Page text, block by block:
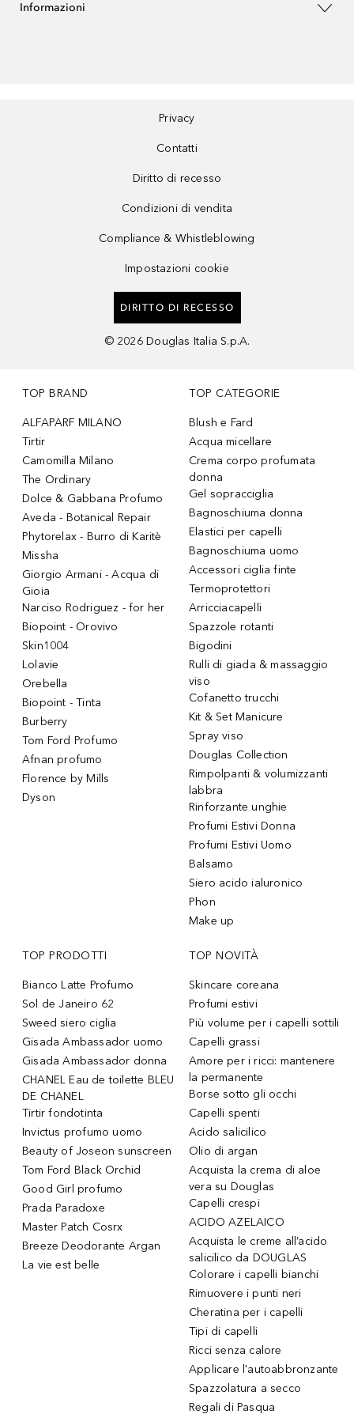
Informazioni
Privacy
Contatti
Diritto di recesso
Condizioni di vendita
Compliance & Whistleblowing
Impostazioni cookie
DIRITTO DI RECESSO
© 2026 Douglas Italia S.p.A.
TOP BRAND
ALFAPARF MILANO
Tirtir
Camomilla Milano
The Ordinary
Dolce & Gabbana Profumo
Aveda - Botanical Repair
Phytorelax - Burro di Karitè
Missha
Giorgio Armani - Acqua di
Gioia
Narciso Rodriguez - for her
Biopoint - Orovivo
Skin1004
Lolavie
Orebella
Biopoint - Tinta
Burberry
Tom Ford Profumo
Afnan profumo
Florence by Mills
Dyson
TOP CATEGORIE
Blush e Fard
Acqua micellare
Crema corpo profumata
donna
Gel sopracciglia
Bagnoschiuma donna
Elastici per capelli
Bagnoschiuma uomo
Accessori ciglia finte
Termoprotettori
Arricciacapelli
Spazzole rotanti
Bigodini
Rulli di giada & massaggio
viso
Cofanetto trucchi
Kit & Set Manicure
Spray viso
Douglas Collection
Rimpolpanti & volumizzanti
labbra
Rinforzante unghie
Profumi Estivi Donna
Profumi Estivi Uomo
Balsamo
Siero acido ialuronico
Phon
Make up
TOP PRODOTTI
Bianco Latte Profumo
Sol de Janeiro 62
Sweed siero ciglia
Gisada Ambassador uomo
Gisada Ambassador donna
CHANEL Eau de toilette BLEU
DE CHANEL
Tirtir fondotinta
Invictus profumo uomo
Beauty of Joseon sunscreen
Tom Ford Black Orchid
Good Girl profumo
Prada Paradoxe
Master Patch Cosrx
Breeze Deodorante Argan
La vie est belle
TOP NOVITÀ
Skincare coreana
Profumi estivi
Più volume per i capelli sottili
Capelli grassi
Amore per i ricci: mantenere
la permanente
Borse sotto gli occhi
Capelli spenti
Acido salicilico
Olio di argan
Acquista la crema di aloe
vera su Douglas
Capelli crespi
ACIDO AZELAICO
Acquista le creme all’acido
salicilico da DOUGLAS
Colorare i capelli bianchi
Rimuovere i punti neri
Cheratina per i capelli
Tipi di capelli
Ricci senza calore
Applicare l'autoabbronzante
Spazzolatura a secco
Regali di Pasqua